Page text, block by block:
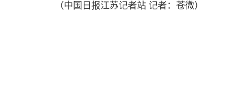
（中国日报江苏记者站 记者：苍微）